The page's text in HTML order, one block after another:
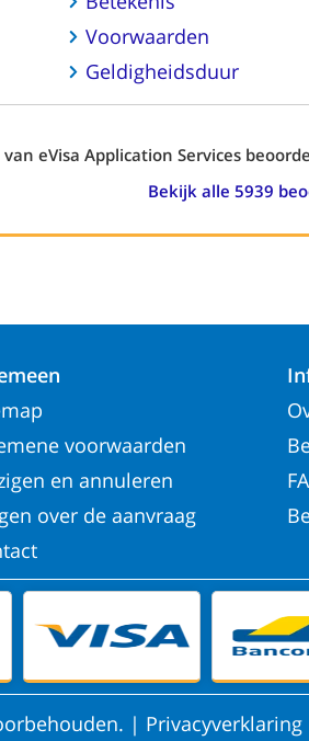
Voorwaarden
Geldigheidsduur
eVisa Application Services
Bekijk alle 5939
voorwaarden
en annuleren
over de aanvraag
| Privacyverklaring